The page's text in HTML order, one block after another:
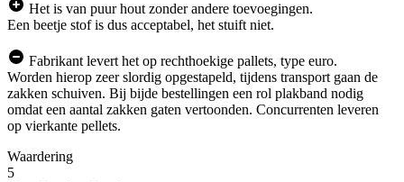
Het is van puur hout zonder andere toevoegingen.
Een beetje stof is dus acceptabel, het stuift niet.
Fabrikant levert het op rechthoekige pallets, type euro.
Worden hierop zeer slordig opgestapeld, tijdens transport gaan de
zakken schuiven. Bij bijde bestellingen een rol plakband nodig
omdat een aantal zakken gaten vertoonden. Concurrenten leveren
op vierkante pellets.
Waardering
5